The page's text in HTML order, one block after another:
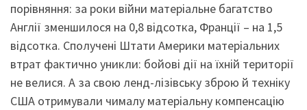
порівняння: за роки війни матеріальне багатство
Англії зменшилося на 0,8 відсотка, Франції – на 1,5
відсотка. Сполучені Штати Америки матеріальних
втрат фактично уникли: бойові дії на їхній території
не велися. А за свою ленд-лізівську зброю й техніку
США отримували чималу матеріальну компенсацію